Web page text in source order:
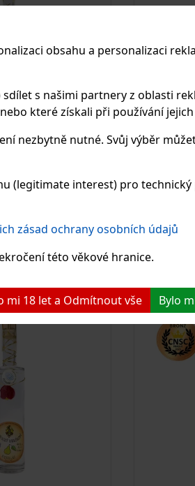
obsahu a personalizaci
s našimi partnery z oblasti
které získali při používání jejich
nezbytně nutné. Svůj výběr
(legitimate interest) pro
zásad ochrany osobních údajů
této věkové hranice.
mi 18 let a Odmítnout vše Bylo
Koštický
439 Kč
košíku
Skladem